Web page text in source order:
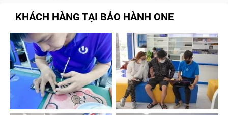
Bảo hành one thay màn hình iPhone 15 Pro
Max nhanh chóng, chất lượng
Quy trình sửa chữa, thay màn hình iPhone 15
Pro Max tại Bảo Hành One
Tạm kết
Dấu hiệu cần thay màn hình điện thoại
KHÁCH HÀNG TẠI BẢO HÀNH ONE